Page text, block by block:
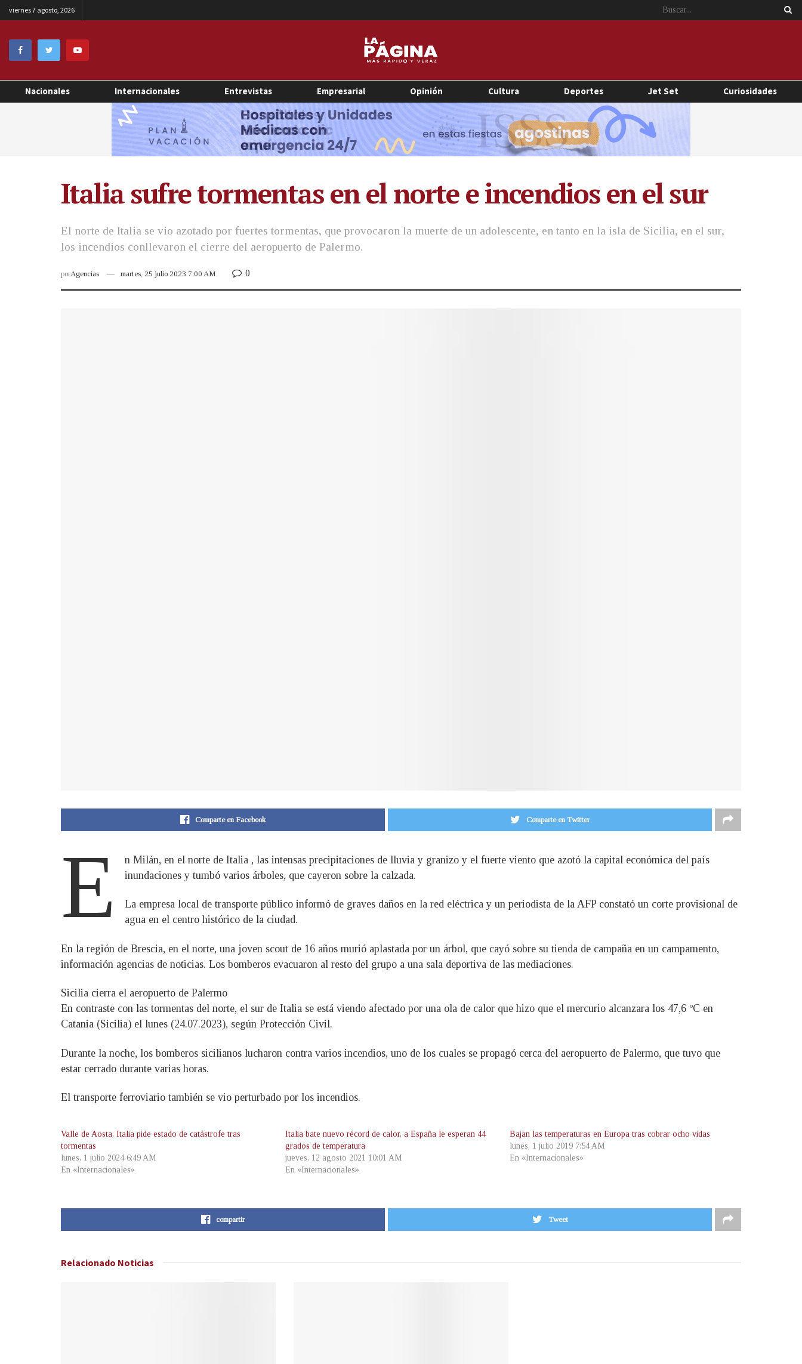
viernes 7 agosto, 2026
Nacionales Internacionales Entrevistas Empresarial Opinión Cultura Deportes Jet Set Curiosidades
Italia sufre tormentas en el norte e incendios en el sur
El norte de Italia se vio azotado por fuertes tormentas, que provocaron la muerte de un adolescente, en tanto en la isla de Sicilia, en el sur,
los incendios conllevaron el cierre del aeropuerto de Palermo.
porAgencias martes, 25 julio 2023 7:00 AM 0
Comparte en Facebook Comparte en Twitter
E
n Milán, en el norte de Italia , las intensas precipitaciones de lluvia y granizo y el fuerte viento que azotó la capital económica del país
inundaciones y tumbó varios árboles, que cayeron sobre la calzada.
La empresa local de transporte público informó de graves daños en la red eléctrica y un periodista de la AFP constató un corte provisional de
agua en el centro histórico de la ciudad.
En la región de Brescia, en el norte, una joven scout de 16 años murió aplastada por un árbol, que cayó sobre su tienda de campaña en un campamento,
información agencias de noticias. Los bomberos evacuaron al resto del grupo a una sala deportiva de las mediaciones.
Sicilia cierra el aeropuerto de Palermo
En contraste con las tormentas del norte, el sur de Italia se está viendo afectado por una ola de calor que hizo que el mercurio alcanzara los 47,6 ºC en
Catania (Sicilia) el lunes (24.07.2023), según Protección Civil.
Durante la noche, los bomberos sicilianos lucharon contra varios incendios, uno de los cuales se propagó cerca del aeropuerto de Palermo, que tuvo que
estar cerrado durante varias horas.
El transporte ferroviario también se vio perturbado por los incendios.
Valle de Aosta, Italia pide estado de catástrofe tras
tormentas
lunes, 1 julio 2024 6:49 AM
En «Internacionales»
Italia bate nuevo récord de calor, a España le esperan 44
grados de temperatura
jueves, 12 agosto 2021 10:01 AM
En «Internacionales»
Bajan las temperaturas en Europa tras cobrar ocho vidas
lunes, 1 julio 2019 7:54 AM
En «Internacionales»
compartir Tweet
Relacionado Noticias